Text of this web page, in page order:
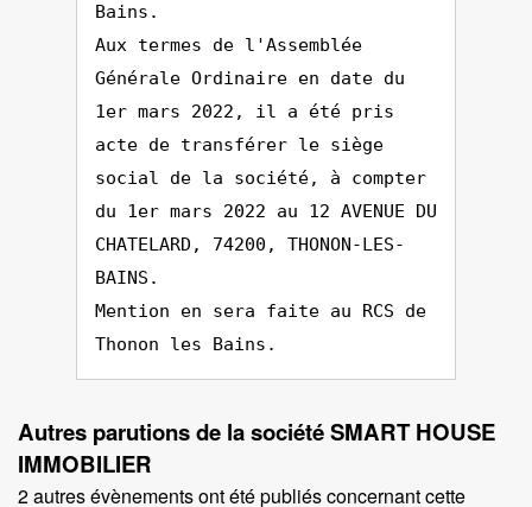
Bains.
Aux termes de l'Assemblée
Générale Ordinaire en date du
1er mars 2022, il a été pris
acte de transférer le siège
social de la société, à compter
du 1er mars 2022 au 12 AVENUE DU
CHATELARD, 74200, THONON-LES-
BAINS.
Mention en sera faite au RCS de
Thonon les Bains.
Autres parutions de la société SMART HOUSE
IMMOBILIER
2 autres évènements ont été publiés concernant cette